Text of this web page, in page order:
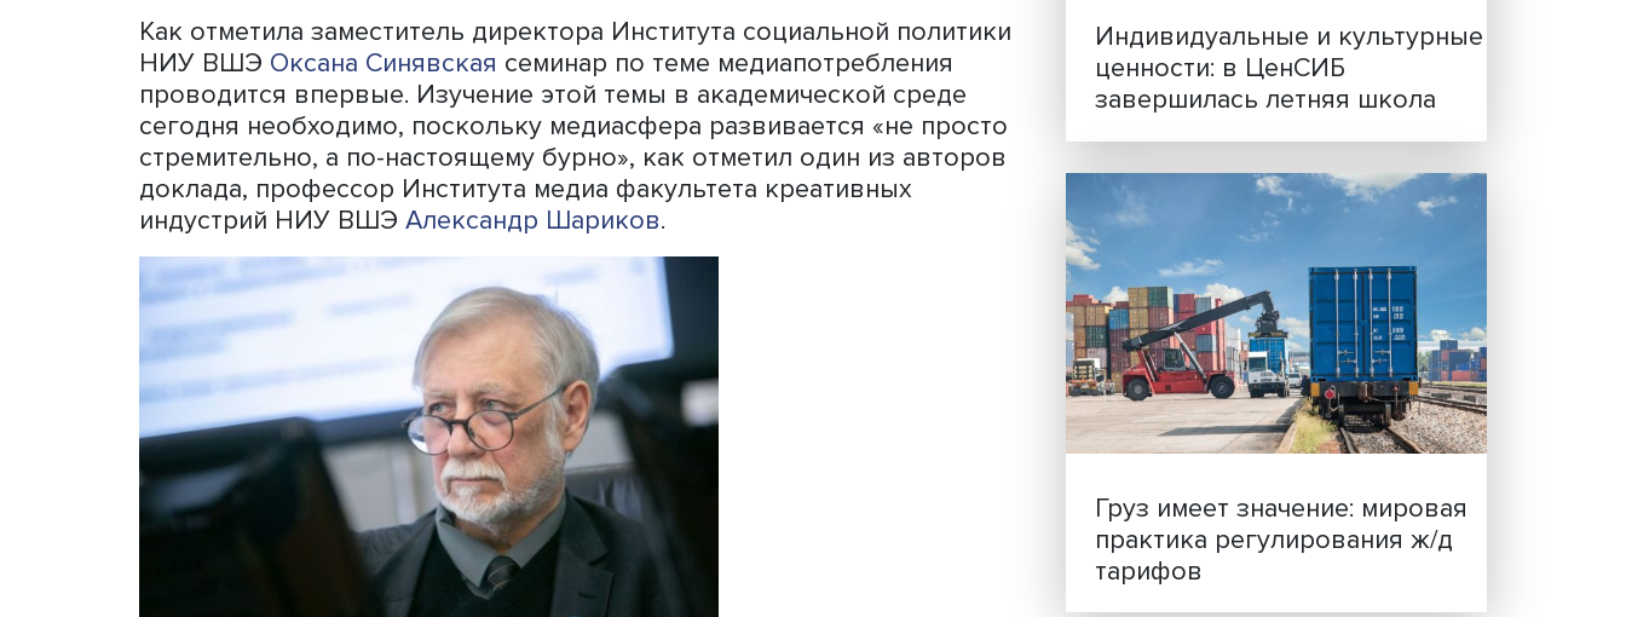
Оксана Синявская
Как отметила заместитель директора Института социальной политики
НИУ ВШЭОксана Синявскаясеминар по теме медиапотребления
проводится впервые. Изучение этой темы в академической среде
сегодня необходимо, поскольку медиасфера развивается «не просто
стремительно, а по-настоящему бурно», как отметил один из авторов
доклада, профессор Института медиа факультета креативных
индустрий НИУ ВШЭАлександр Шариков
Индивидуальные и
ценности: в ЦенСИБ
завершилась летняя